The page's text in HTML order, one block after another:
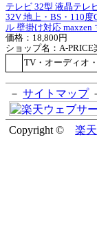
テレビ 32型 液晶テレ
32V 地上・BS・110度
ル 壁掛け対応 maxzen
価格：18,800円
ショップ名：A-PRICE
TV・オーディオ
－ サイトマップ
Copyright © 楽